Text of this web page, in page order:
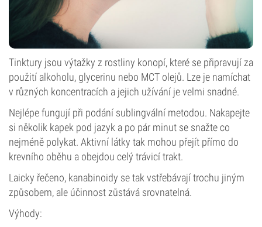
Tinktury jsou výtažky z rostliny konopí, které se připravují za
použití alkoholu, glycerinu nebo MCT olejů. Lze je namíchat
v různých koncentracích a jejich užívání je velmi snadné.
Nejlépe fungují při podání sublingvální metodou. Nakapejte
si několik kapek pod jazyk a po pár minut se snažte co
nejméně polykat. Aktivní látky tak mohou přejít přímo do
krevního oběhu a obejdou celý trávicí trakt.
Laicky řečeno, kanabinoidy se tak vstřebávají trochu jiným
způsobem, ale účinnost zůstává srovnatelná.
Výhody: